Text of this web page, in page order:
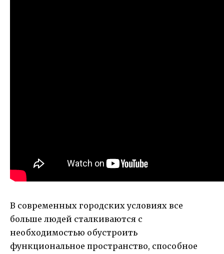
В современных городских условиях все
больше людей сталкиваются с
необходимостью обустроить
функциональное пространство, способное